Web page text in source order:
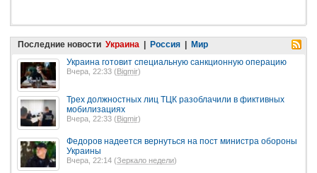
Последние новости Украина | Россия | Мир
Украина готовит специальную санкционную операцию
Вчера, 22:33 (Bigmir)
Трех должностных лиц ТЦК разоблачили в фиктивных
мобилизациях
Вчера, 22:33 ( Bigmir)
Федоров надеется вернуться на пост министра обороны
Украины
Вчера, 22:14 (Зеркало недели)